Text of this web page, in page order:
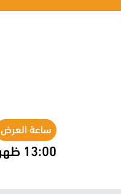
ساعة العرض
13:00 ظهراً